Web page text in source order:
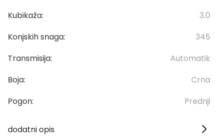
Kubikaža:
3.0
Konjskih snaga:
345
Transmisija:
Automatik
Boja:
Crna
Pogon:
Prednji
dodatni opis